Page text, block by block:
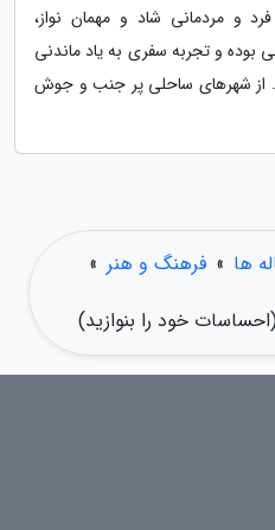
و مردمانی شاد و مهمان نواز،
بوده و تجربه سفری به یاد ماندنی
از شهرهای ساحلی پر جنب و جوش
ها » فرهنگ و هنر »
خود را بنوازید)